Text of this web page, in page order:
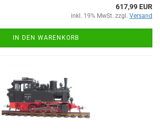
617,99 EUR
inkl. 19% MwSt. zzgl. Versand
IN DEN WARENKORB